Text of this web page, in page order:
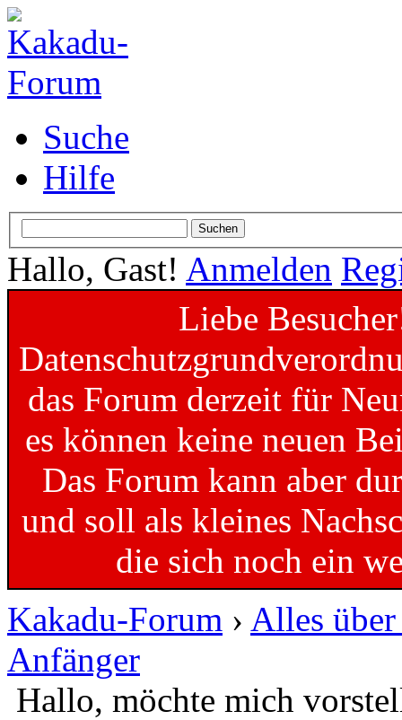
Suche
Hilfe
Hallo, Gast! Anmelden
Liebe
das Forum derzeit für
es können keine neuen
Das Forum kann aber
und soll als kleines
die sich noch ein
Kakadu-Forum › Alles
Anfänger
Hallo, möchte mich